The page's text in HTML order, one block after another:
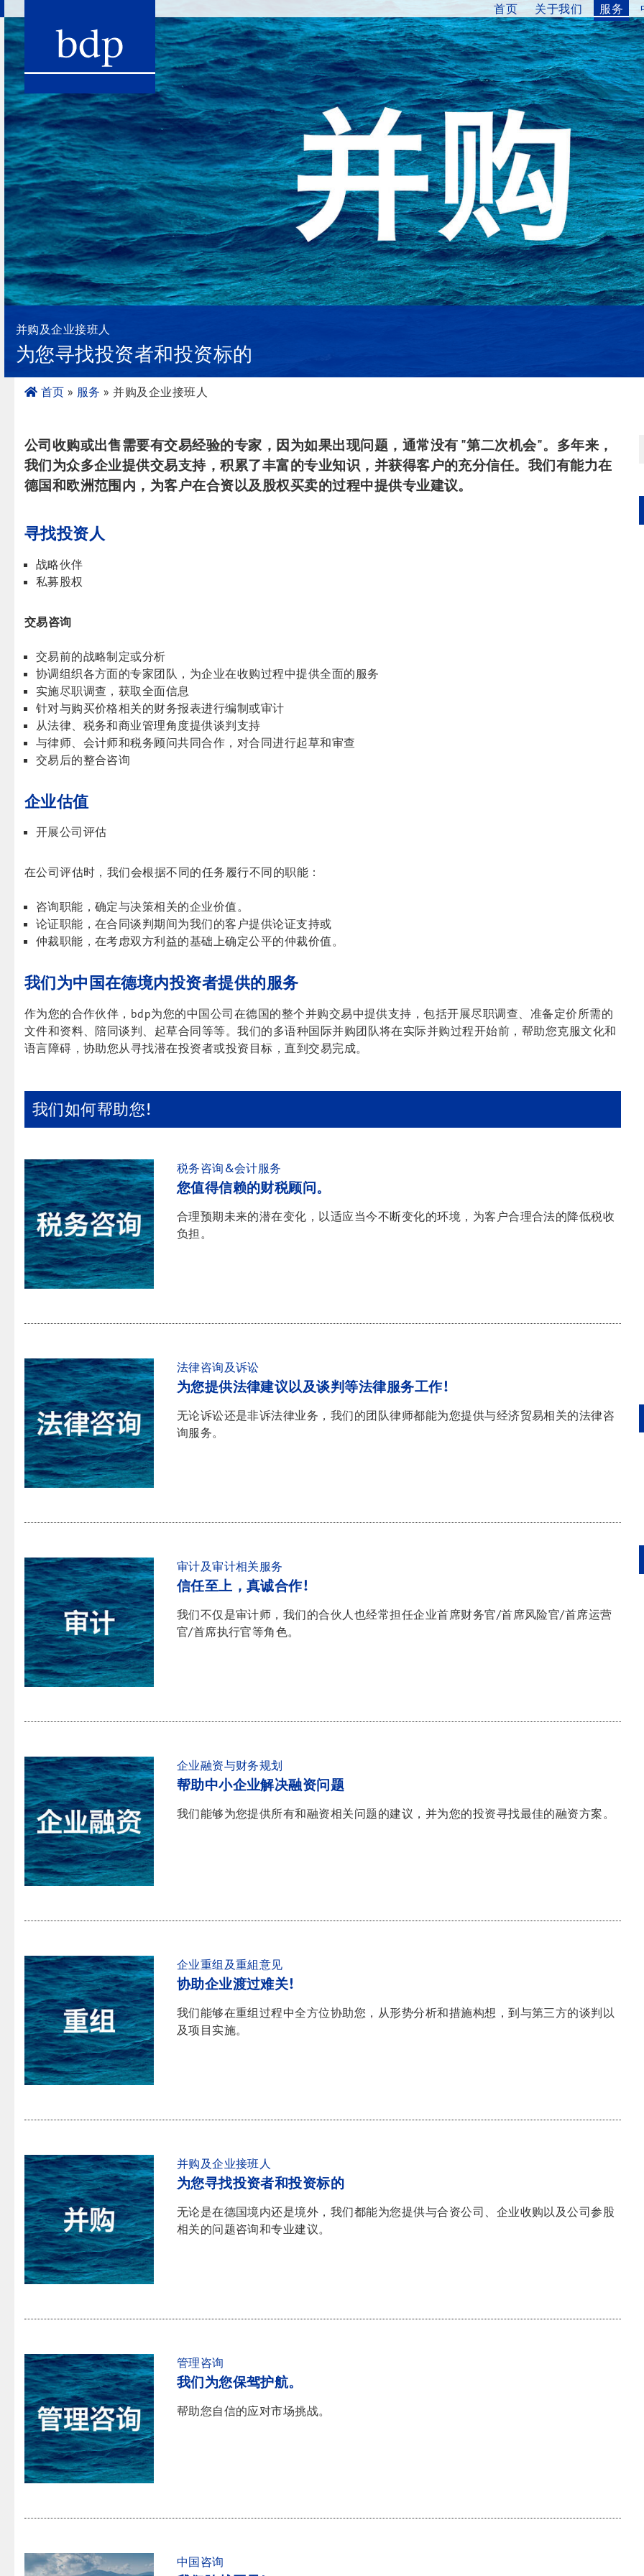
Hauptmenu
首页
关于我们
服务
税务咨询及会计服务
法律咨询及诉讼
审计及审计相关服务
企业融资与财务规划
企业重组及重組意见
并购及企业接班人
管理咨询
中国咨询
企业设立
簿记
税务咨询
法律咨询
中德并购
工业服务
核心团队
联系方式
并购及企业接班人
为您寻找投资者和投资标的
首页 » 服务 » 并购及企业接班人
公司收购或出售需要有交易经验的专家，因为如果出现问题，通常没有 "第二次机会"。多年来，
我们为众多企业提供交易支持，积累了丰富的专业知识，并获得客户的充分信任。我们有能力在
德国和欧洲范围内，为客户在合资以及股权买卖的过程中提供专业建议。
寻找投资人
战略伙伴
私募股权
交易咨询
交易前的战略制定或分析
协调组织各方面的专家团队，为企业在收购过程中提供全面的服务
实施尽职调查，获取全面信息
针对与购买价格相关的财务报表进行编制或审计
从法律、税务和商业管理角度提供谈判支持
与律师、会计师和税务顾问共同合作，对合同进行起草和审查
交易后的整合咨询
企业估值
开展公司评估
在公司评估时，我们会根据不同的任务履行不同的职能：
咨询职能，确定与决策相关的企业价值。
论证职能，在合同谈判期间为我们的客户提供论证支持或
仲裁职能，在考虑双方利益的基础上确定公平的仲裁价值。
我们为中国在德境内投资者提供的服务
作为您的合作伙伴，bdp为您的中国公司在德国的整个并购交易中提供支持，包括开展尽职调查、准备定价所需的
文件和资料、陪同谈判、起草合同等等。我们的多语种国际并购团队将在实际并购过程开始前，帮助您克服文化和
语言障碍，协助您从寻找潜在投资者或投资目标，直到交易完成。
我们如何帮助您!
税务咨询&会计服务
您值得信赖的财税顾问。
合理预期未来的潜在变化，以适应当今不断变化的环境，为客户合理合法的降低税收
负担。
法律咨询及诉讼
为您提供法律建议以及谈判等法律服务工作!
无论诉讼还是非诉法律业务，我们的团队律师都能为您提供与经济贸易相关的法律咨
询服务。
审计及审计相关服务
信任至上，真诚合作!
我们不仅是审计师，我们的合伙人也经常担任企业首席财务官/首席风险官/首席运营
官/首席执行官等角色。
企业融资与财务规划
帮助中小企业解决融资问题
我们能够为您提供所有和融资相关问题的建议，并为您的投资寻找最佳的融资方案。
企业重组及重組意见
协助企业渡过难关!
我们能够在重组过程中全方位协助您，从形势分析和措施构想，到与第三方的谈判以
及项目实施。
并购及企业接班人
为您寻找投资者和投资标的
无论是在德国境内还是境外，我们都能为您提供与合资公司、企业收购以及公司参股
相关的问题咨询和专业建议。
管理咨询
我们为您保驾护航。
帮助您自信的应对市场挑战。
中国咨询
首页 关于我们 服务